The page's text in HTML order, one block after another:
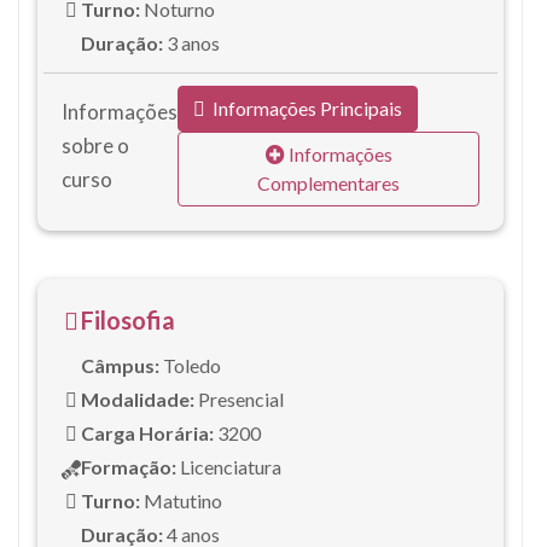
Turno: Noturno
Duração: 3 anos
Informações
sobre o
curso
Informações Principais
Informações
Complementares
Filosofia
Câmpus: Toledo
Modalidade: Presencial
Carga Horária: 3200
Formação: Licenciatura
Turno: Matutino
Duração:4 anos